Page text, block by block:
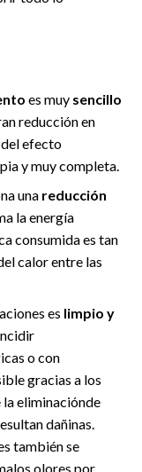
es muy sencillo
reducción en
efecto
y muy completa.
una reducción
la energía
consumida es tan
calor entre las
es limpio y
o con
gracias a los
la eliminaciónde
dañinas.
también se
olores por